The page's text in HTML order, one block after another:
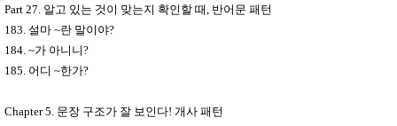
Part 27. 알고 있는 것이 맞는지 확인할 때 반어문 패턴
183. 설마 ~란 말이야?
184. ~가 아니니?
185. 어디 ~한가?
Chapter 5. 문장 구조가 잘 보인다! 개사 패턴